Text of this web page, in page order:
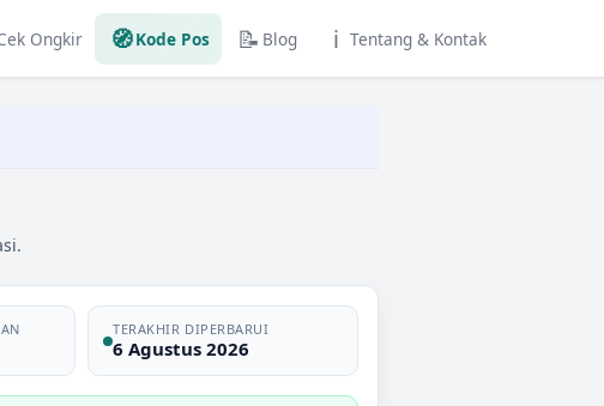
Ongkir 🧭Kode Pos 📝 Blog ℹ️ Tentang & Kontak
TERAKHIR DIPERBARUI
6 Agustus 2026